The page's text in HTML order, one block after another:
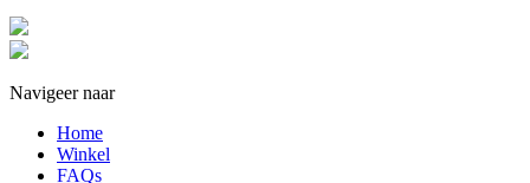
Navigeer naar
Home
Winkel
FAQs